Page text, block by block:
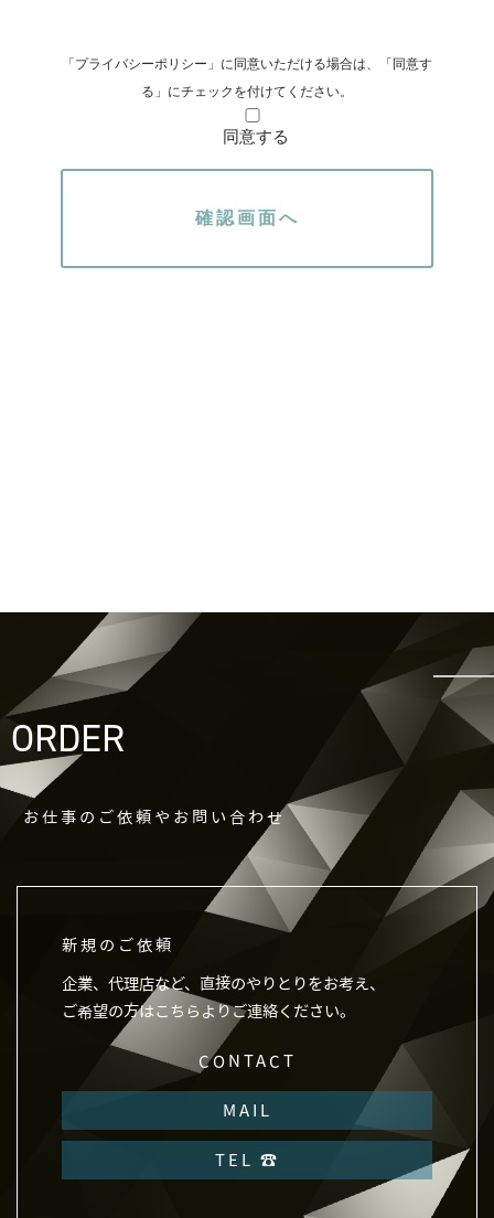
「個人情報」とは，個人情報保護法にいう
「個人情報」を指すものとし，生存する個人
に関する情報であって，当該情報に含まれる
氏名，生年月日，住所，電話番号，連絡先そ
の他の記述等により特定の個人を識別できる
及び健康保険証の保険者番号などの当該情報
第3条（個人情報を収集・利用する目的）
当社が個人情報を収集・利用する目的は，以
下のとおりです。
当社サービスの提供・運営のため
ユーザーからのお問い合わせに回答するため
（本人確認を行うことを含む）
ユーザーが利用中のサービスの新機能，更新
情報，キャンペーン等及び当社が提供する他
のサービスの案内のメールを送付するため
メンテナンス，重要なお知らせなど必要に応
利用規約に違反したユーザーや，不正・不当
な目的でサービスを利用しようとするユーザ
ーの特定をし，ご利用をお断りするため
ユーザーにご自身の登録情報の閲覧や変更，
削除，ご利用状況の閲覧を行っていただくた
有料サービスにおいて，ユーザーに利用料金
を請求するため
上記の利用目的に付随する目的
「プライバシーポリシー」に同意いただける場合は、「同意す
る」にチェックを付けてください。
同意する
ORDER
お仕事のご依頼やお問い合わせ
新規のご依頼
企業、代理店など、直接のやりとりをお考え、
ご希望の方はこちらよりご連絡ください。
CONTACT
MAIL
TEL ☎︎